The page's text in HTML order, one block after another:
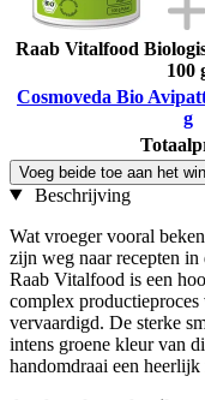
Raab Vitalfood
100
Cosmoveda Bio
g
Voeg beide toe aan het
Beschrijving
Wat vroeger vooral
zijn weg naar recepten
Raab Vitalfood is een
complex
vervaardigd. De sterke
intens groene kleur van
handomdraai een